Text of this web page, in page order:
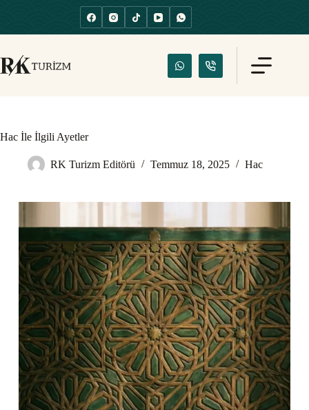
Hac İle İlgili Ayetler
RK Turizm Editörü Temmuz 18, 2025 Hac